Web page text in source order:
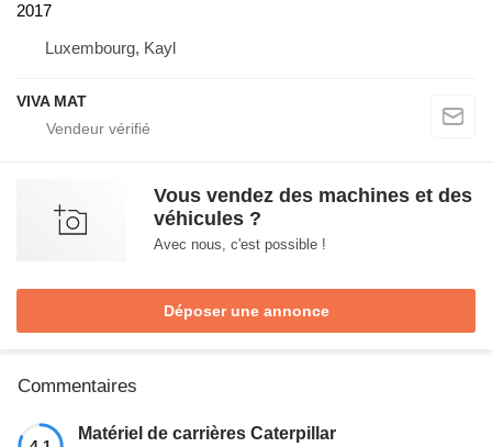
2017
Luxembourg, Kayl
VIVA MAT
Vous vendez des machines et des
véhicules ?
Avec nous, c'est possible !
Déposer une annonce
Commentaires
Matériel de carrières Caterpillar